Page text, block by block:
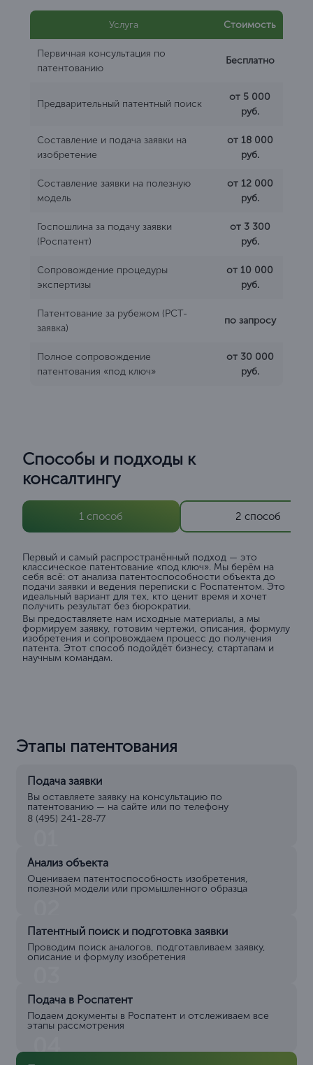
Услуга Стоимость
Первичная консультация по
патентованию
Бесплатно
Предварительный патентный поиск
от 5 000
руб.
Составление и подача заявки на
изобретение
от 18 000
руб.
Составление заявки на полезную
модель
от 12 000
руб.
Госпошлина за подачу заявки
(Роспатент)
от 3 300
руб.
Сопровождение процедуры
экспертизы
от 10 000
руб.
Патентование за рубежом (PCT-
заявка)
по запросу
Полное сопровождение
патентования «под ключ»
от 30 000
руб.
Способы и подходы к
консалтингу
1 способ 2 способ
Первый и самый распространённый подход — это
классическое патентование «под ключ». Мы берём на
себя всё: от анализа патентоспособности объекта до
подачи заявки и ведения переписки с Роспатентом. Это
идеальный вариант для тех, кто ценит время и хочет
получить результат без бюрократии.
Вы предоставляете нам исходные материалы, а мы
формируем заявку, готовим чертежи, описания, формулу
изобретения и сопровождаем процесс до получения
патента. Этот способ подойдёт бизнесу, стартапам и
научным командам.
Этапы патентования
Подача заявки
Вы оставляете заявку на консультацию по
патентованию — на сайте или по телефону
8 (495) 241-28-77
Анализ объекта
Оцениваем патентоспособность изобретения,
полезной модели или промышленного образца
Патентный поиск и подготовка заявки
Проводим поиск аналогов, подготавливаем заявку,
описание и формулу изобретения
Подача в Роспатент
Подаем документы в Роспатент и отслеживаем все
этапы рассмотрения
04